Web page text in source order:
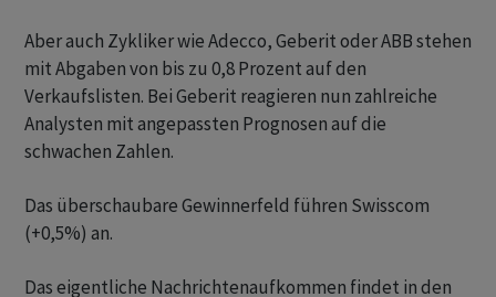
Aber auch Zykliker wie Adecco, Geberit oder ABB stehen
mit Abgaben von bis zu 0,8 Prozent auf den
Verkaufslisten. Bei Geberit reagieren nun zahlreiche
Analysten mit angepassten Prognosen auf die
schwachen Zahlen.
Das überschaubare Gewinnerfeld führen Swisscom
(+0,5%) an.
Das eigentliche Nachrichtenaufkommen findet in den